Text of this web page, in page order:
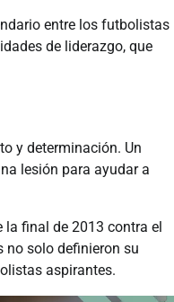
entre los futbolistas
de liderazgo, que
y determinación. Un
lesión para ayudar a
final de 2013 contra el
no solo definieron su
aspirantes.